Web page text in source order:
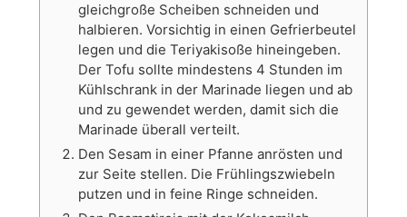
gleichgroße Scheiben schneiden und
halbieren. Vorsichtig in einen Gefrierbeutel
legen und die Teriyakisoße hineingeben.
Der Tofu sollte mindestens 4 Stunden im
Kühlschrank in der Marinade liegen und ab
und zu gewendet werden, damit sich die
Marinade überall verteilt.
Den Sesam in einer Pfanne anrösten und
zur Seite stellen. Die Frühlingszwiebeln
putzen und in feine Ringe schneiden.